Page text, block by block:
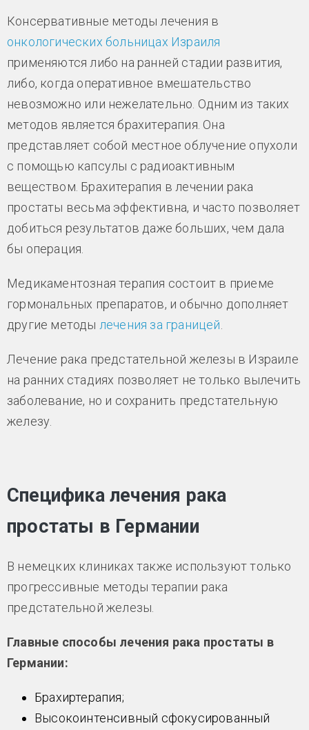
Консервативные методы лечения в
онкологических больницах Израиля
применяются либо на ранней стадии развития,
либо, когда оперативное вмешательство
невозможно или нежелательно. Одним из таких
методов является брахитерапия. Она
представляет собой местное облучение опухоли
с помощью капсулы с радиоактивным
веществом. Брахитерапия в лечении рака
простаты весьма эффективна, и часто позволяет
добиться результатов даже больших, чем дала
бы операция.
Медикаментозная терапия состоит в приеме
гормональных препаратов, и обычно дополняет
другие методы лечения за границей
Лечение рака предстательной железы в Израиле
на ранних стадиях позволяет не только вылечить
заболевание, но и сохранить предстательную
железу.
Специфика лечения рака
простаты в Германии
В немецких клиниках также используют только
прогрессивные методы терапии рака
предстательной железы.
Главные способы лечения рака простаты в
Германии:
Брахиртерапия;
Высокоинтенсивный сфокусированный